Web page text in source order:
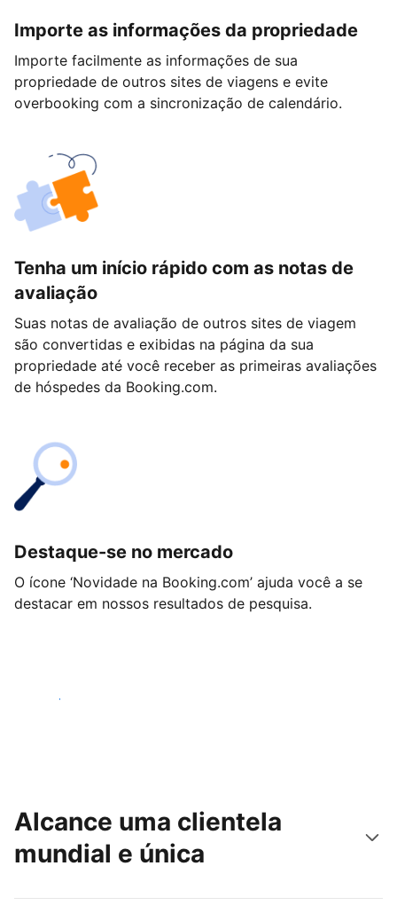
Importe as informações da propriedade
Importe facilmente as informações de sua
propriedade de outros sites de viagens e evite
overbooking com a sincronização de calendário.
Tenha um início rápido com as notas de
avaliação
Suas notas de avaliação de outros sites de viagem
são convertidas e exibidas na página da sua
propriedade até você receber as primeiras avaliações
de hóspedes da Booking.com.
Destaque-se no mercado
O ícone ‘Novidade na Booking.com’ ajuda você a se
destacar em nossos resultados de pesquisa.
Começar
Alcance uma clientela
mundial e única